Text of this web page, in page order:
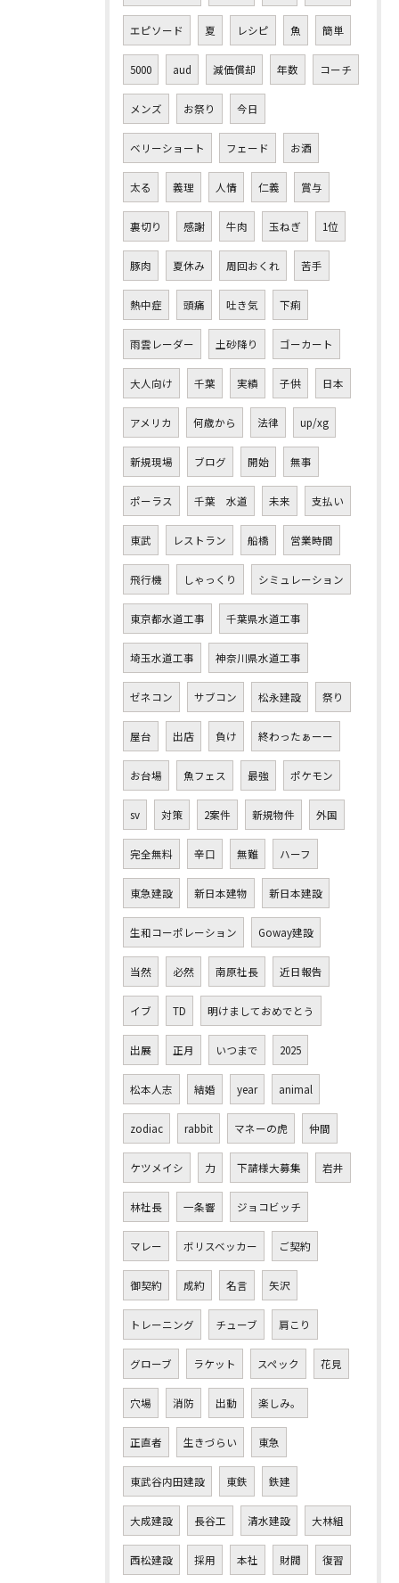
エピソード 夏 レシピ 魚 簡単
5000 aud 減価償却 年数 コーチ
メンズ お祭り 今日
ベリーショート フェード お酒
太る 義理 人情 仁義 賞与
裏切り 感謝 牛肉 玉ねぎ 1位
豚肉 夏休み 周回おくれ 苦手
熱中症 頭痛 吐き気 下痢
雨雲レーダー 土砂降り ゴーカート
大人向け 千葉 実績 子供 日本
アメリカ 何歳から 法律 up/xg
新規現場 ブログ 開始 無事
ポーラス 千葉 水道 未来 支払い
東武 レストラン 船橋 営業時間
飛行機 しゃっくり シミュレーション
東京都水道工事 千葉県水道工事
埼玉水道工事 神奈川県水道工事
ゼネコン サブコン 松永建設 祭り
屋台 出店 負け 終わったぁーー
お台場 魚フェス 最強 ポケモン
sv 対策 2案件 新規物件 外国
完全無料 辛口 無難 ハーフ
東急建設 新日本建物 新日本建設
生和コーポレーション Goway建設
当然 必然 南原社長 近日報告
イブ TD 明けましておめでとう
出展 正月 いつまで 2025
松本人志 結婚 year animal
zodiac rabbit マネーの虎 仲間
ケツメイシ 力 下請様大募集 岩井
林社長 一条響 ジョコビッチ
マレー ボリスベッカー ご契約
御契約 成約 名言 矢沢
トレーニング チューブ 肩こり
グローブ ラケット スペック 花見
穴場 消防 出動 楽しみ。
正直者 生きづらい 東急
東武谷内田建設 東鉄 鉄建
大成建設 長谷工 清水建設 大林組
西松建設 採用 本社 財閥 復習